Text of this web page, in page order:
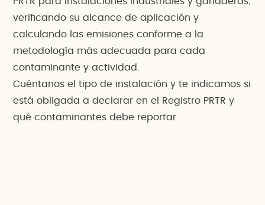
verificando su alcance de aplicación y
calculando las emisiones conforme a la
metodología más adecuada para cada
contaminante y actividad.
Cuéntanos el tipo de instalación y te indicamos si
está obligada a declarar en el Registro PRTR y
qué contaminantes debe reportar.